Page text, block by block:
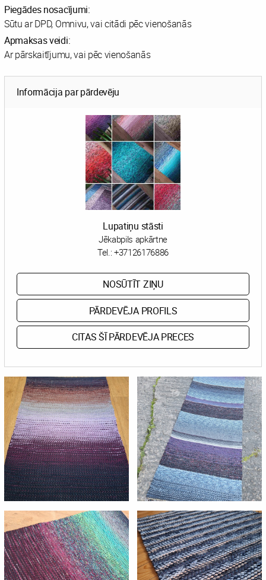
Piegādes nosacījumi:
Sūtu ar DPD, Omnivu, vai citādi pēc vienošanās
Apmaksas veidi:
Ar pārskaitījumu, vai pēc vienošanās
Informācija par pārdevēju
Lupatiņu stāsti
Jēkabpils apkārtne
Tel.: +37126176886
NOSŪTĪT ZIŅU
PĀRDEVĒJA PROFILS
CITAS ŠĪ PĀRDEVĒJA PRECES